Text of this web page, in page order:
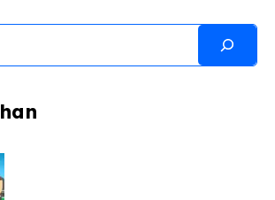
yang bisa kita lakukan lebih.
sudah banyak seklai alat dan
untuk mobil yang di jual di
saja alat pengaman mobil yang
indonesia ? Nah ...